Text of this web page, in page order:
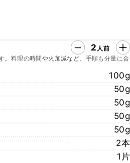
2 人前
。料理の時間や火加減など、手順も分量に合
100g
50g
50g
50g
50g
2本
1片